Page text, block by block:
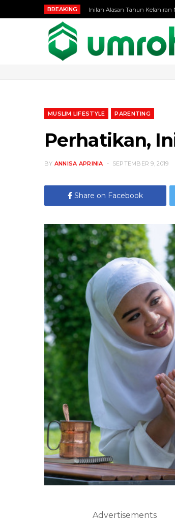
BREAKING Inilah Alasan Tahun Kelahiran
MUSLIM LIFESTYLE PARENTING
Perhatikan,
BY ANNISA APRINIA SEPTEMBER 9, 2019
Share on Facebook
Advertisements